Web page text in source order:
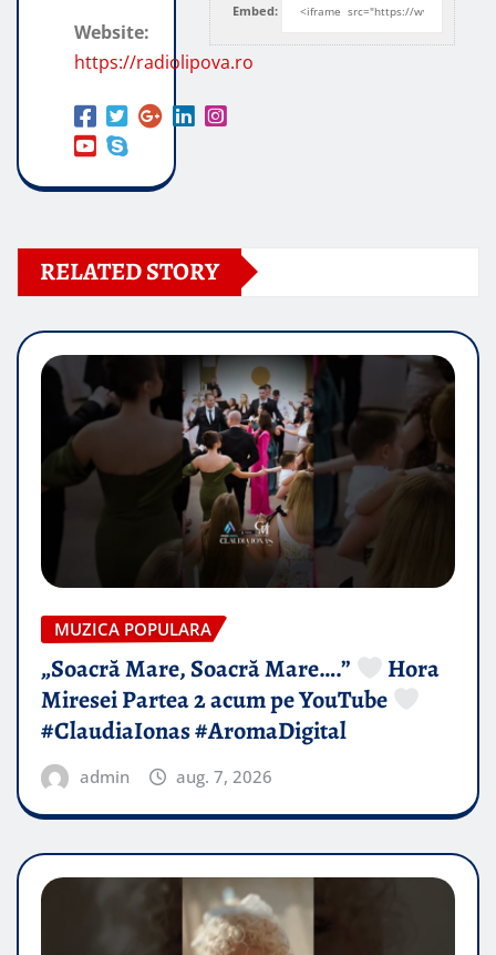
Embed:
Website:
https://radiolipova.ro
RELATED STORY
MUZICA POPULARA
„Soacră Mare, Soacră Mare….”
Hora
Miresei Partea 2 acum pe YouTube
#ClaudiaIonas #AromaDigital
admin aug. 7, 2026